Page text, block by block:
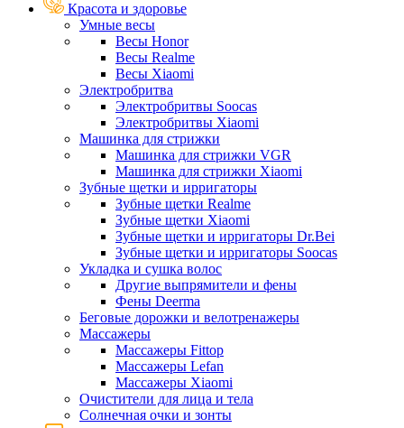
Красота и здоровье
Умные весы
Весы Honor
Весы Realme
Весы Xiaomi
Электробритва
Электробритвы Soocas
Электробритвы Xiaomi
Машинка для стрижки
Машинка для стрижки VGR
Машинка для стрижки Xiaomi
Зубные щетки и ирригаторы
Зубные щетки Realme
Зубные щетки Xiaomi
Зубные щетки и ирригаторы Dr.Bei
Зубные щетки и ирригаторы Soocas
Укладка и сушка волос
Другие выпрямители и фены
Фены Deerma
Беговые дорожки и велотренажеры
Массажеры
Массажеры Fittop
Массажеры Lefan
Массажеры Xiaomi
Очистители для лица и тела
Солнечная очки и зонты